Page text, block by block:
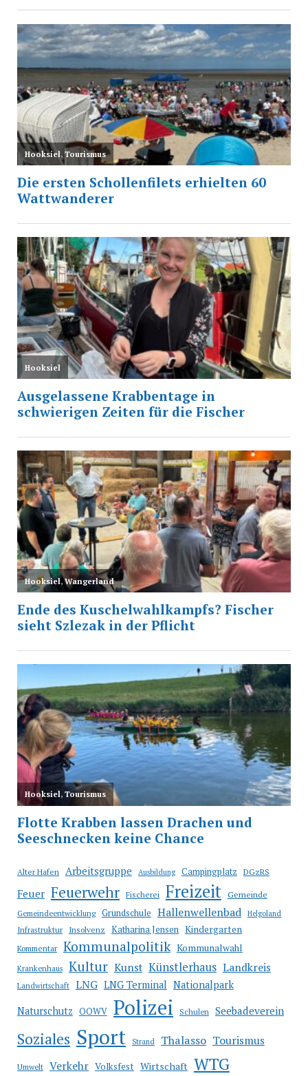
Alter Hafen Arbeitsgruppe Ausbildung Campingplatz DGzRS
Feuer Feuerwehr Fischerei Freizeit Gemeinde
Gemeindeentwicklung Grundschule Hallenwellenbad Helgoland
Infrastruktur Insolvenz Katharina Jensen Kindergarten
Kommentar Kommunalpolitik Kommunalwahl
Krankenhaus Kultur Kunst Künstlerhaus Landkreis
Landwirtschaft LNG LNG Terminal Nationalpark
Naturschutz OOWV Polizei Schulen Seebadeverein
Soziales Sport Strand Thalasso Tourismus
Umwelt Verkehr Volksfest Wirtschaft WTG